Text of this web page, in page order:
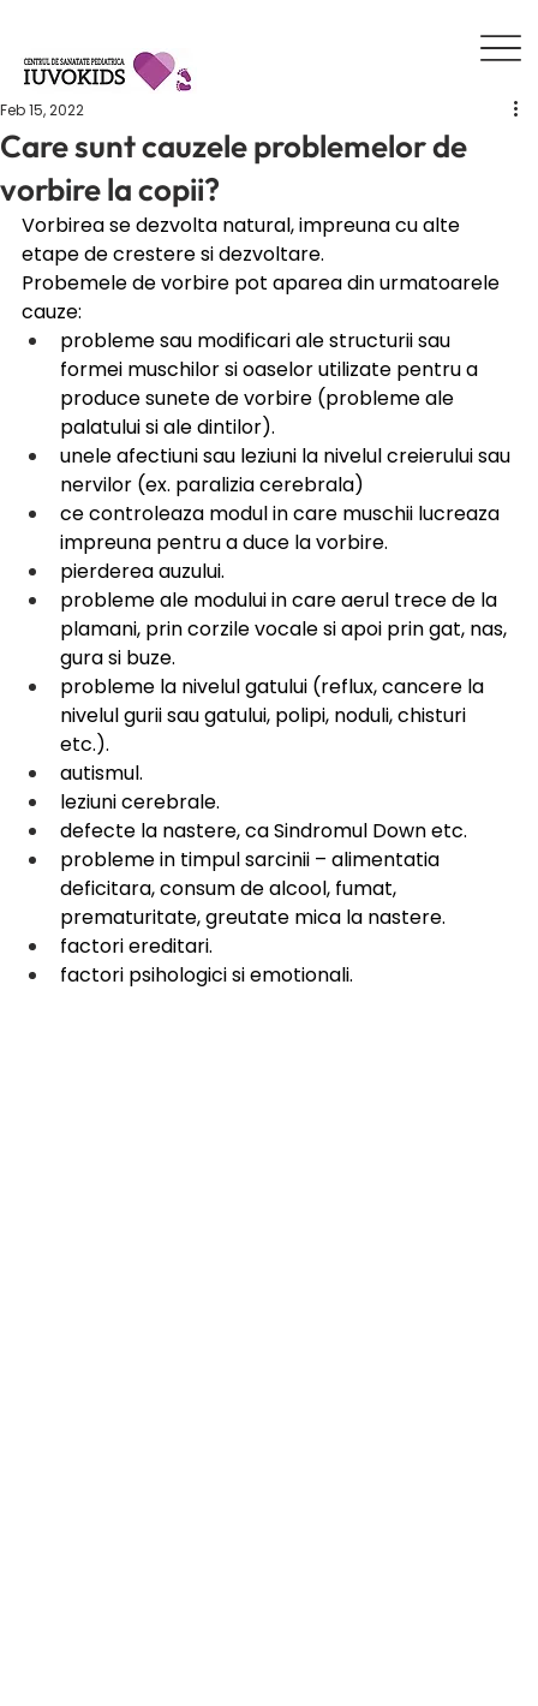
Care sunt cauzele problemelor de
vorbire la copii?
Feb 15, 2022
Vorbirea se dezvolta natural, impreuna cu alte
etape de crestere si dezvoltare.
Probemele de vorbire pot aparea din urmatoarele
cauze:
probleme sau modificari ale structurii sau
formei muschilor si oaselor utilizate pentru a
produce sunete de vorbire (probleme ale
palatului si ale dintilor).
unele afectiuni sau leziuni la nivelul creierului sau
nervilor (ex. paralizia cerebrala)
ce controleaza modul in care muschii lucreaza
impreuna pentru a duce la vorbire.
pierderea auzului.
probleme ale modului in care aerul trece de la
plamani, prin corzile vocale si apoi prin gat, nas,
gura si buze.
probleme la nivelul gatului (reflux, cancere la
nivelul gurii sau gatului, polipi, noduli, chisturi
etc.).
autismul.
leziuni cerebrale.
defecte la nastere, ca Sindromul Down etc.
probleme in timpul sarcinii – alimentatia
deficitara, consum de alcool, fumat,
prematuritate, greutate mica la nastere.
factori ereditari.
factori psihologici si emotionali.